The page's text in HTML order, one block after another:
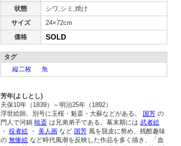
状態
シワ,シミ,焼け
サイズ
24×72cm
価格
SOLD
タグ
縦二枚
魚
芳年(よしとし)
天保10年（1839）～明治25年（1892）
浮世絵師。別号に玉桜・魁斎・大蘇などがある。
国芳の
門人で河鍋 暁斎は兄弟弟子である。幕末期には 武者絵
・ 役者絵・ 美人画など 国芳風を脱皮に努め、残酷趣味
の 無惨絵など時代風潮を反映した作品を多く描き、「血